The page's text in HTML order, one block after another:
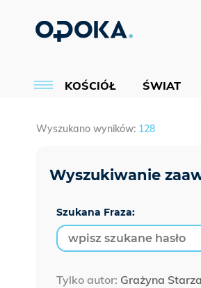
KOŚCIÓŁ ŚWIAT
Wyszukano wyników: 128
Szukana Fraza:
Tylko autor: Grażyna